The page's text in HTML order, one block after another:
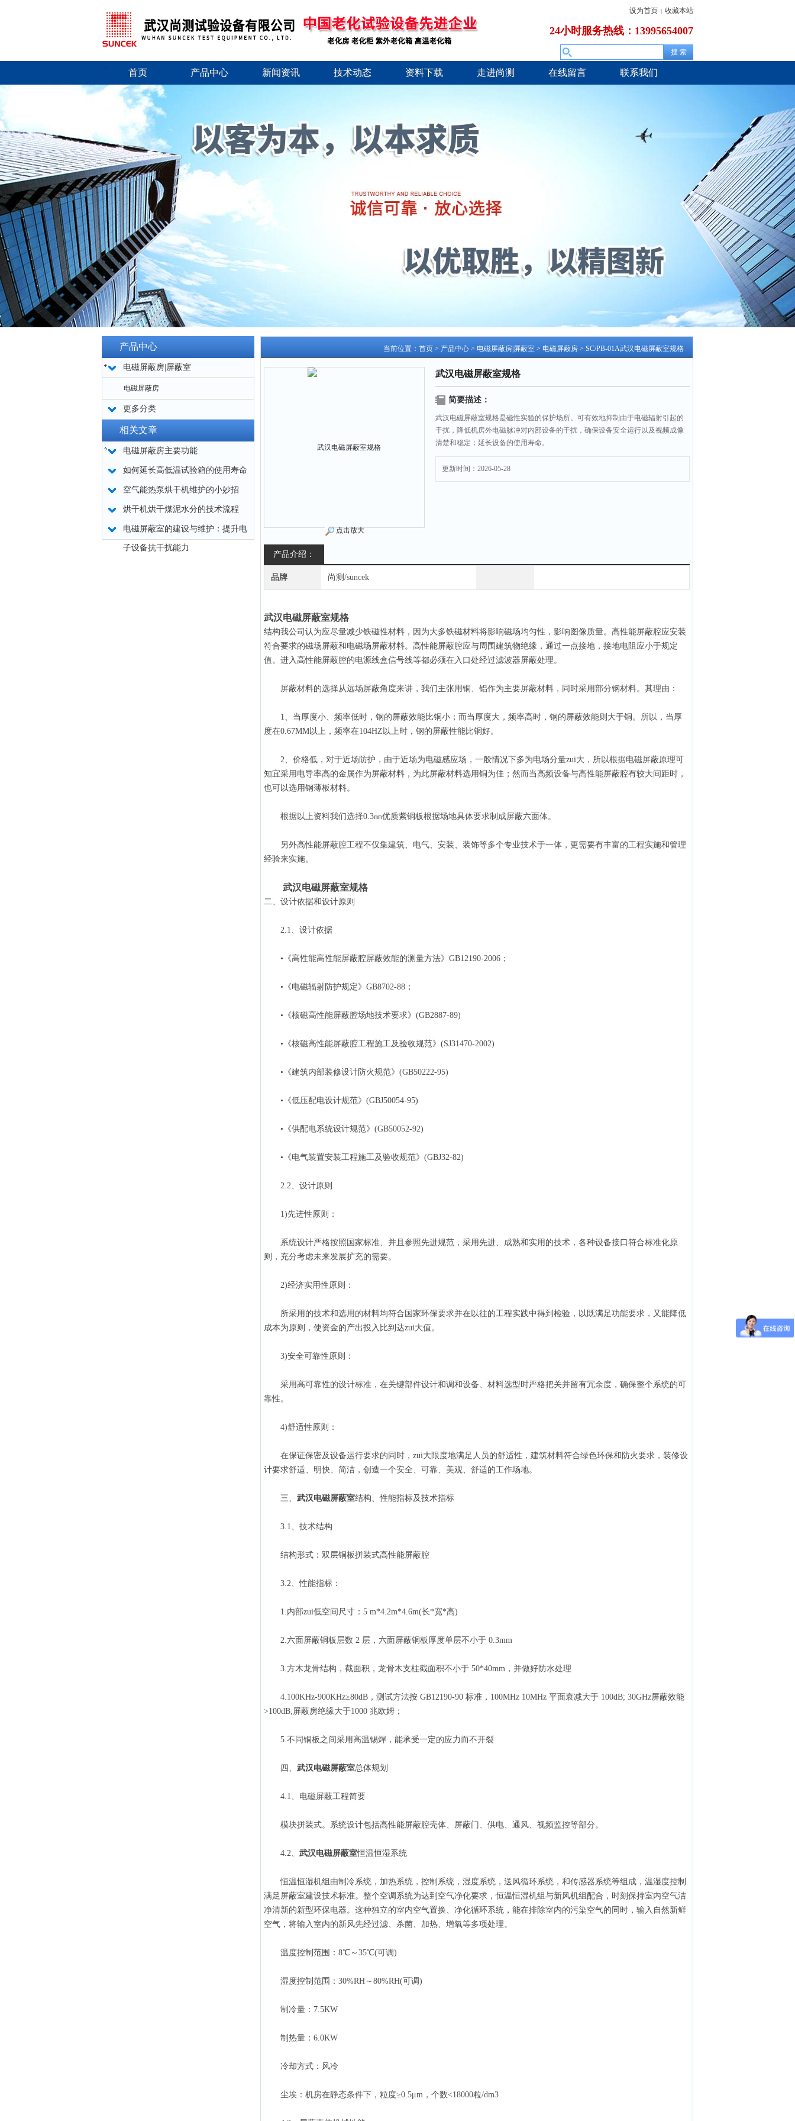
设为首页 | 收藏本站
24小时服务热线：13995654007
首页 产品中心 新闻资讯 技术动态 资料下载 走进尚测 在线留言 联系我们
产品中心
电磁屏蔽房|屏蔽室
电磁屏蔽房
更多分类
相关文章
电磁屏蔽房主要功能
如何延长高低温试验箱的使用寿命
空气能热泵烘干机维护的小妙招
烘干机烘干煤泥水分的技术流程
电磁屏蔽室的建设与维护：提升电
子设备抗干扰能力
当前位置： 首页 > 产品中心 > 电磁屏蔽房|屏蔽室 > 电磁屏蔽房 > SC/PB-01A武汉电磁屏蔽室规格
点击放大
武汉电磁屏蔽室规格
简要描述：
武汉电磁屏蔽室规格是磁性实验的保护场所。可有效地抑制由于电磁辐射引起的
干扰，降低机房外电磁脉冲对内部设备的干扰，确保设备安全运行以及视频成像
清楚和稳定；延长设备的使用寿命。
更新时间：2026-05-28
产品介绍：
品牌 尚测/suncek
武汉电磁屏蔽室规格
结构我公司认为应尽量减少铁磁性材料，因为大多铁磁材料将影响磁场均匀性，影响图像质量。高性能屏蔽腔应安装
符合要求的磁场屏蔽和电磁场屏蔽材料。高性能屏蔽腔应与周围建筑物绝缘，通过一点接地，接地电阻应小于规定
值。进入高性能屏蔽腔的电源线盒信号线等都必须在入口处经过滤波器屏蔽处理。
屏蔽材料的选择从远场屏蔽角度来讲，我们主张用铜、铝作为主要屏蔽材料，同时采用部分钢材料。其理由：
1、当厚度小、频率低时，钢的屏蔽效能比铜小；而当厚度大，频率高时，钢的屏蔽效能则大于铜。所以，当厚
度在0.67MM以上，频率在104HZ以上时，钢的屏蔽性能比铜好。
2、价格低，对于近场防护，由于近场为电磁感应场，一般情况下多为电场分量zui大，所以根据电磁屏蔽原理可
知宜采用电导率高的金属作为屏蔽材料，为此屏蔽材料选用铜为佳；然而当高频设备与高性能屏蔽腔有较大间距时，
也可以选用钢薄板材料。
根据以上资料我们选择0.3㎜优质紫铜板根据场地具体要求制成屏蔽六面体。
另外高性能屏蔽腔工程不仅集建筑、电气、安装、装饰等多个专业技术于一体，更需要有丰富的工程实施和管理
经验来实施。
武汉电磁屏蔽室规格
二、设计依据和设计原则
2.1、设计依据
•《高性能高性能屏蔽腔屏蔽效能的测量方法》GB12190-2006；
•《电磁辐射防护规定》GB8702-88；
•《核磁高性能屏蔽腔场地技术要求》(GB2887-89)
•《核磁高性能屏蔽腔工程施工及验收规范》(SJ31470-2002)
•《建筑内部装修设计防火规范》(GB50222-95)
•《低压配电设计规范》(GBJ50054-95)
•《供配电系统设计规范》(GB50052-92)
•《电气装置安装工程施工及验收规范》(GBJ32-82)
2.2、设计原则
1)先进性原则：
系统设计严格按照国家标准、并且参照先进规范，采用先进、成熟和实用的技术，各种设备接口符合标准化原
则，充分考虑未来发展扩充的需要。
2)经济实用性原则：
所采用的技术和选用的材料均符合国家环保要求并在以往的工程实践中得到检验，以既满足功能要求，又能降低
成本为原则，使资金的产出投入比到达zui大值。
3)安全可靠性原则：
采用高可靠性的设计标准，在关键部件设计和调和设备、材料选型时严格把关并留有冗余度，确保整个系统的可
靠性。
4)舒适性原则：
在保证保密及设备运行要求的同时，zui大限度地满足人员的舒适性，建筑材料符合绿色环保和防火要求，装修设
计要求舒适、明快、简洁，创造一个安全、可靠、美观、舒适的工作场地。
三、 武汉电磁屏蔽室结构、性能指标及技术指标
3.1、技术结构
结构形式：双层铜板拼装式高性能屏蔽腔
3.2、性能指标：
1.内部zui低空间尺寸：5 m*4.2m*4.6m(长*宽*高)
2.六面屏蔽铜板层数 2 层，六面屏蔽铜板厚度单层不小于 0.3mm
3.方木龙骨结构，截面积，龙骨木支柱截面积不小于 50*40mm，并做好防水处理
4.100KHz-900KHz≥80dB，测试方法按 GB12190-90 标准，100MHz 10MHz 平面衰减大于 100dB; 30GHz屏蔽效能
>100dB;屏蔽房绝缘大于1000 兆欧姆；
5.不同铜板之间采用高温锡焊，能承受一定的应力而不开裂
四、 武汉电磁屏蔽室总体规划
4.1、电磁屏蔽工程简要
模块拼装式。系统设计包括高性能屏蔽腔壳体、屏蔽门、供电、通风、视频监控等部分。
4.2、 武汉电磁屏蔽室恒温恒湿系统
恒温恒湿机组由制冷系统，加热系统，控制系统，湿度系统，送风循环系统，和传感器系统等组成，温湿度控制
满足屏蔽室建设技术标准。整个空调系统为达到空气净化要求，恒温恒湿机组与新风机组配合，时刻保持室内空气洁
净清新的新型环保电器。这种独立的室内空气置换、净化循环系统，能在排除室内的污染空气的同时，输入自然新鲜
空气，将输入室内的新风先经过滤、杀菌、加热、增氧等多项处理。
温度控制范围：8℃～35℃(可调)
湿度控制范围：30%RH～80%RH(可调)
制冷量：7.5KW
制热量：6.0KW
冷却方式：风冷
尘埃：机房在静态条件下，粒度≥0.5μm，个数<18000粒/dm3